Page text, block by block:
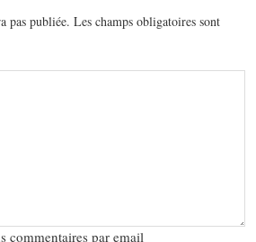
pas publiée. Les champs obligatoires sont
commentaires par email